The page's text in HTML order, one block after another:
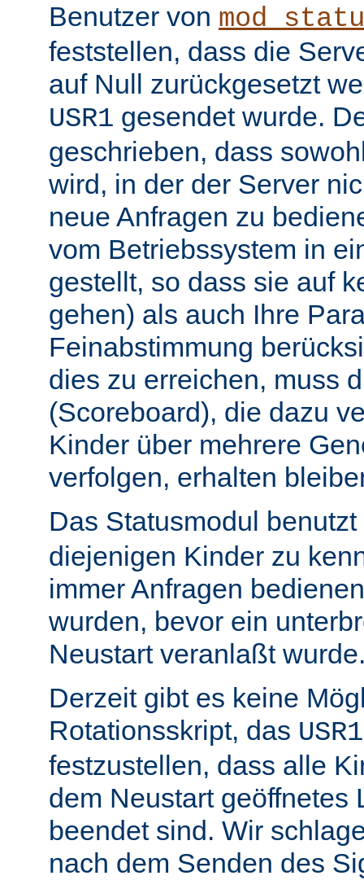
Benutzer von
feststellen, dass die
auf Null zurückgesetzt
USR1 gesendet wurde.
geschrieben, dass
wird, in der der Server
neue Anfragen zu
vom Betriebssystem in
gestellt, so dass sie auf
gehen) als auch Ihre
Feinabstimmung
dies zu erreichen, muss
(Scoreboard), die dazu
Kinder über mehrere
verfolgen, erhalten
Das Statusmodul
diejenigen Kinder zu
immer Anfragen
wurden, bevor ein
Neustart veranlaßt
Derzeit gibt es keine
Rotationsskript, das USR1
festzustellen, dass alle
dem Neustart geöffnetes
beendet sind. Wir
nach dem Senden des